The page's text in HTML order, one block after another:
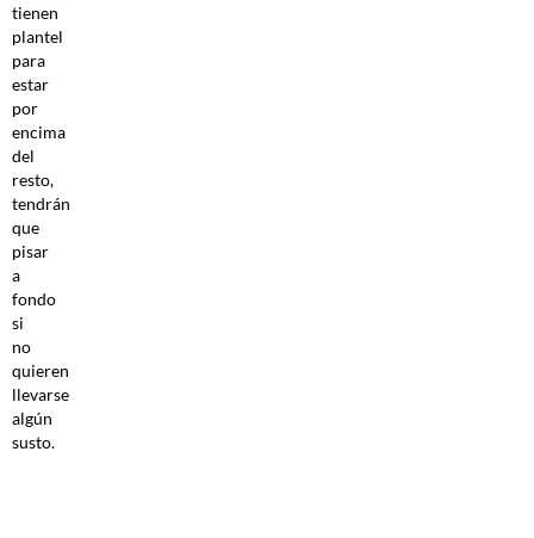
tienen
plantel
para
estar
por
encima
del
resto,
tendrán
que
pisar
a
fondo
si
no
quieren
llevarse
algún
susto.